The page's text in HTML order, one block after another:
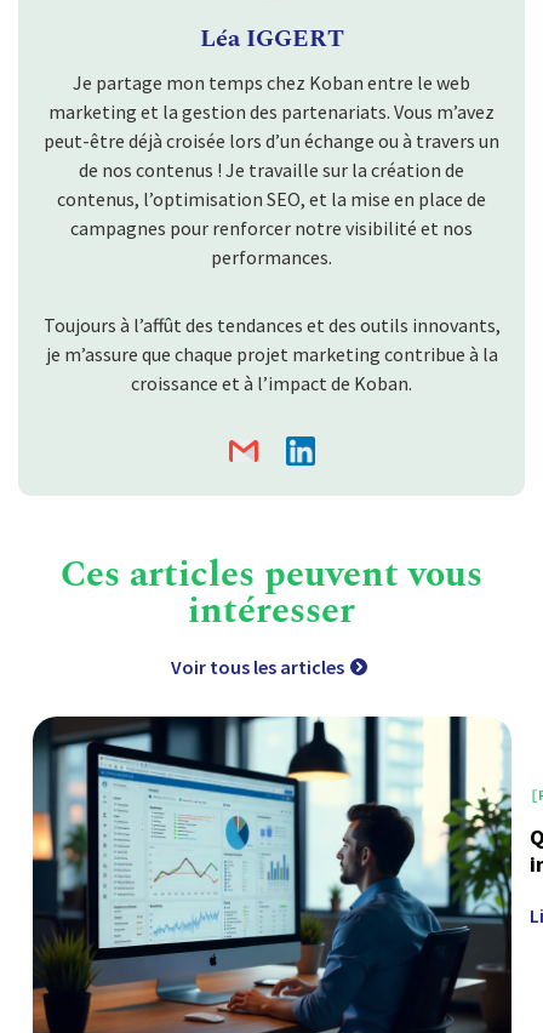
Léa IGGERT
Je partage mon temps chez Koban entre le web
marketing et la gestion des partenariats. Vous m’avez
peut-être déjà croisée lors d’un échange ou à travers un
de nos contenus ! Je travaille sur la création de
contenus, l’optimisation SEO, et la mise en place de
campagnes pour renforcer notre visibilité et nos
performances.
Toujours à l’affût des tendances et des outils innovants,
je m’assure que chaque projet marketing contribue à la
croissance et à l’impact de Koban.
Ces articles peuvent vous
intéresser
Voir tous les articles